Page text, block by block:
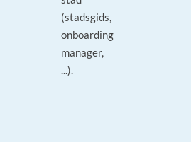
(stadsgids,
onboarding
manager,
...).